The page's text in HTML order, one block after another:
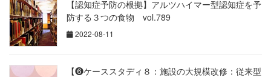
【認知症予防の根拠】アルツハイマー型認知症を予
防する３つの食物 vol.789
2022-08-11
【❻ケーススタディ８：施設の大規模改修：従来型